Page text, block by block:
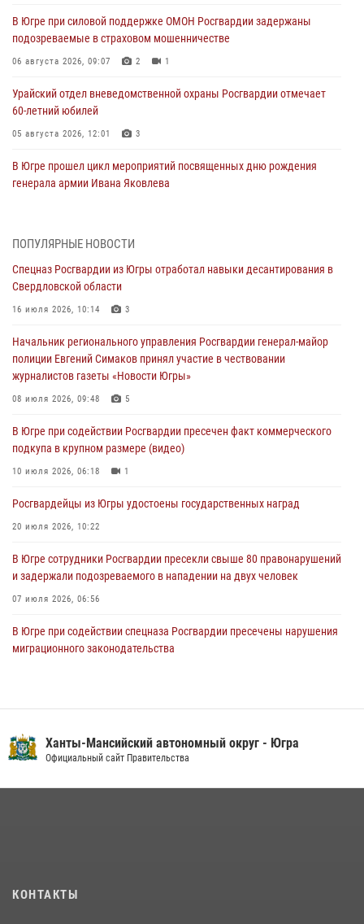
В Югре при силовой поддержке ОМОН Росгвардии задержаны
подозреваемые в страховом мошенничестве
06 августа 2026, 09:07 2 1
Урайский отдел вневедомственной охраны Росгвардии отмечает
60-летний юбилей
05 августа 2026, 12:01 3
В Югре прошел цикл мероприятий посвященных дню рождения
генерала армии Ивана Яковлева
В Югре ОМОН Росгвардии оказал содействие ГИБДД в выявлении
05 августа 2026, 11:14
В Югре сотрудники вневедомственной охраны Росгвардии пресекли
05 августа 2026, 05:56
Генерал-полковник Юрий Аверин выступил на Всероссийском
молодёжном образовательном форуме «Территория смыслов»
Ключевые события Росгвардии: итоги недели с 27 июля по 2
августа (видео)
ПОПУЛЯРНЫЕ НОВОСТИ
Спецназ Росгвардии из Югры отработал навыки десантирования в
Свердловской области
16 июля 2026, 10:14 3
Начальник регионального управления Росгвардии генерал-майор
полиции Евгений Симаков принял участие в чествовании
журналистов газеты «Новости Югры»
08 июля 2026, 09:48 5
В Югре при содействии Росгвардии пресечен факт коммерческого
подкупа в крупном размере (видео)
10 июля 2026, 06:18 1
Росгвардейцы из Югры удостоены государственных наград
20 июля 2026, 10:22
В Югре сотрудники Росгвардии пресекли свыше 80 правонарушений
и задержали подозреваемого в нападении на двух человек
07 июля 2026, 06:56
В Югре при содействии спецназа Росгвардии пресечены нарушения
миграционного законодательства
08 июля 2026, 09:04
29 июля 2026, 09:54
Ханты-Мансийский автономный округ - Югра
Официальный сайт Правительства
КОНТАКТЫ